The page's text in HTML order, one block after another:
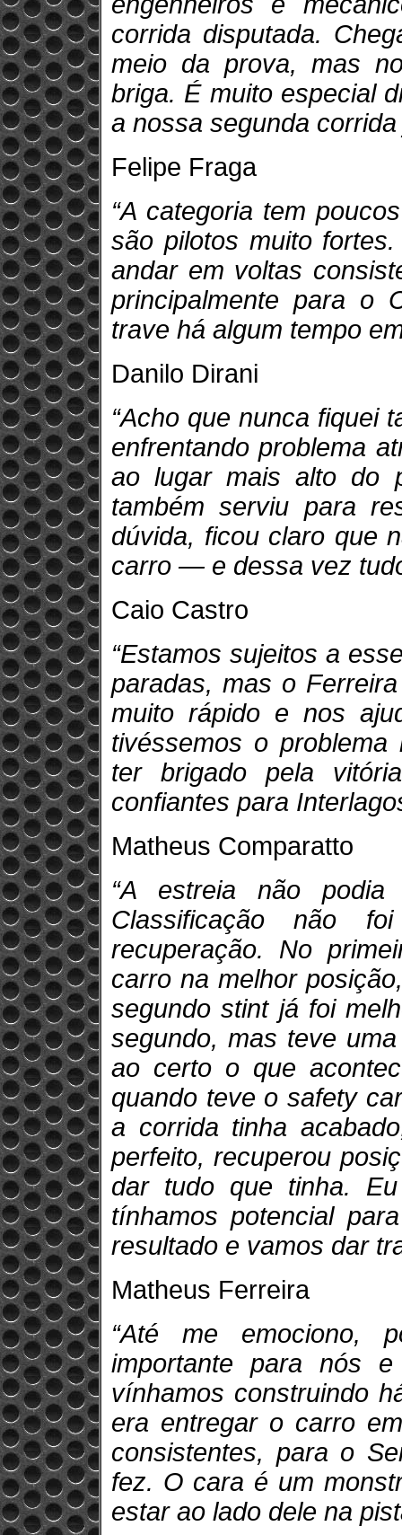
corrida disputada.
meio da prova, mas
briga. É muito especial
a nossa segunda
Felipe Fraga
“A categoria tem
são pilotos muito
andar em voltas
principalmente para o
trave há algum tempo
Danilo Dirani
“Acho que nunca fiquei
enfrentando problema
ao lugar mais alto do
também serviu para
dúvida, ficou claro que
carro — e dessa vez
Caio Castro
“Estamos sujeitos a
paradas, mas o
muito rápido e nos
tivéssemos o
ter brigado pela
confiantes para
Matheus Comparatto
“A estreia não
Classificação não
recuperação. No
carro na melhor
segundo stint já foi
segundo, mas teve
ao certo o que
quando teve o safety
a corrida tinha
perfeito, recuperou
dar tudo que tinha.
tínhamos potencial
resultado e vamos dar
Matheus Ferreira
“Até me emociono,
importante para nós
vínhamos construindo
era entregar o carro
consistentes, para o
fez. O cara é um
estar ao lado dele na